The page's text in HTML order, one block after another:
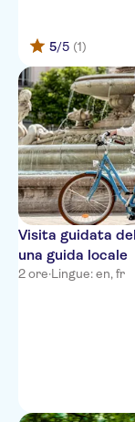
5/5 (1)
Visita guidata
una guida locale
2 ore·Lingue: en, fr